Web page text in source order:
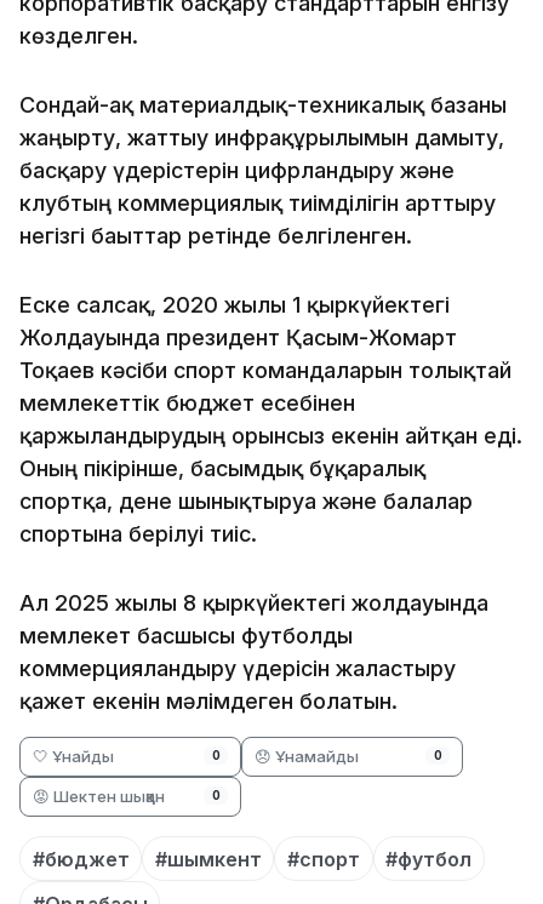
көзделген.
Сондай-ақ материалдық-техникалық базаны
жаңғырту, жаттығу инфрақұрылымын дамыту,
басқару үдерістерін цифрландыру және
клубтың коммерциялық тиімділігін арттыру
негізгі бағыттар ретінде белгіленген.
Еске салсақ, 2020 жылғы 1 қыркүйектегі
Жолдауында президент Қасым-Жомарт
Тоқаев кәсіби спорт командаларын толықтай
мемлекеттік бюджет есебінен
қаржыландырудың орынсыз екенін айтқан еді.
Оның пікірінше, басымдық бұқаралық
спортқа, дене шынықтыруға және балалар
спортына берілуі тиіс.
Ал 2025 жылғы 8 қыркүйектегі жолдауында
мемлекет басшысы футболды
коммерцияландыру үдерісін жалғастыру
қажет екенін мәлімдеген болатын.
🤍 Ұнайды 0 😞 Ұнамайды 0
😡 Шектен шыққан 0
#бюджет #шымкент #спорт
#футбол